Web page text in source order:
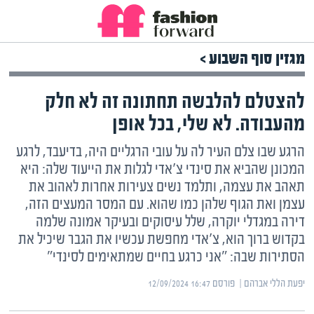
מגזין סוף השבוע >
להצטלם להלבשה תחתונה זה לא חלק
מהעבודה. לא שלי, בכל אופן
הרגע שבו צלם העיר לה על עובי הרגליים היה, בדיעבד, לרגע
המכונן שהביא את סינדי צ'אדי לגלות את הייעוד שלה: היא
תאהב את עצמה, ותלמד נשים צעירות אחרות לאהוב את
עצמן ואת הגוף שלהן כמו שהוא. עם המסר המעצים הזה,
דירה במגדלי יוקרה, שלל עיסוקים ובעיקר אמונה שלמה
בקדוש ברוך הוא, צ'אדי מחפשת עכשיו את הגבר שיכיל את
הסתירות שבה: "אני כרגע בחיים שמתאימים לסינדי"
יפעת הללי אברהם | ‏פורסם ‎12/09/2024 16:47